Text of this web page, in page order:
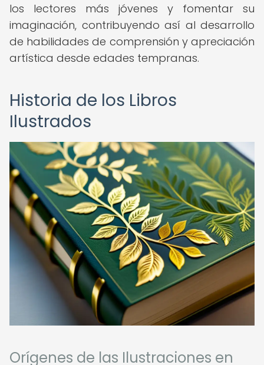
los lectores más jóvenes y fomentar su
imaginación, contribuyendo así al desarrollo
de habilidades de comprensión y apreciación
artística desde edades tempranas.
Historia de los Libros
Ilustrados
Orígenes de las Ilustraciones en